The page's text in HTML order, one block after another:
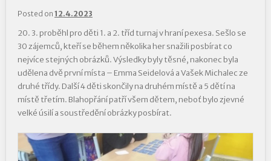
Posted on 12.4.2023
20. 3. proběhl pro děti 1. a 2. tříd turnaj v hraní pexesa. Sešlo se
30 zájemců, kteří se během několika her snažili posbírat co
nejvíce stejných obrázků. Výsledky byly těsné, nakonec byla
udělena dvě první místa – Emma Seidelová a Vašek Michalec ze
druhé třídy. Další 4 děti skončily na druhém místě a 5 dětí na
místě třetím. Blahopřání patří všem dětem, neboť bylo zjevné
velké úsilí a soustředění obrázky posbírat.